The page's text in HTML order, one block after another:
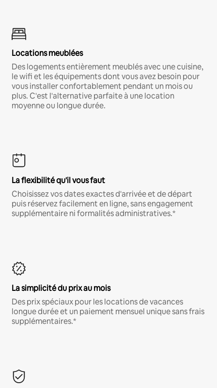
Locations meublées
Des logements entièrement meublés avec une cuisine,
le wifi et les équipements dont vous avez besoin pour
vous installer confortablement pendant un mois ou
plus. C'est l'alternative parfaite à une location
moyenne ou longue durée.
La flexibilité qu'il vous faut
Choisissez vos dates exactes d'arrivée et de départ
puis réservez facilement en ligne, sans engagement
supplémentaire ni formalités administratives.*
La simplicité du prix au mois
Des prix spéciaux pour les locations de vacances
longue durée et un paiement mensuel unique sans frais
supplémentaires.*